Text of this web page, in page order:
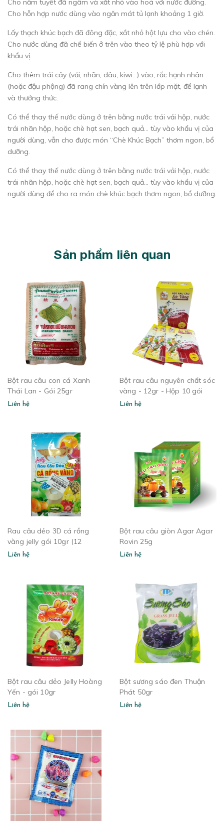
Cho nấm tuyết đã ngâm và xắt nhỏ vào hoà với nước đường.
Cho hỗn hợp nước dùng vào ngăn mát tủ lạnh khoảng 1 giờ.
Lấy thạch khúc bạch đã đông đặc, xắt nhỏ hột lựu cho vào chén.
Cho nước dùng đã chế biến ở trên vào theo tỷ lệ phù hợp với
khẩu vị.
Cho thêm trái cây (vải, nhãn, dâu, kiwi…) vào, rắc hạnh nhân
(hoặc đậu phộng) đã rang chín vàng lên trên lớp mặt, để lạnh
và thưởng thức.
Có thể thay thế nước dùng ở trên bằng nước trái vải hộp, nước
trái nhãn hộp, hoặc chè hạt sen, bạch quả… tùy vào khẩu vị của
người dùng, vẫn cho được món “Chè Khúc Bạch” thơm ngon, bổ
dưỡng.
Có thể thay thế nước dùng ở trên bằng nước trái vải hộp, nước
trái nhãn hộp, hoặc chè hạt sen, bạch quả… tùy vào khẩu vị của
người dùng để cho ra món chè khúc bạch thơm ngon, bổ dưỡng.
Sản phẩm liên quan
Bột rau câu con cá Xanh
Thái Lan - Gói 25gr
Liên hệ
Bột rau câu nguyên chất sóc
vàng - 12gr - Hộp 10 gói
Liên hệ
Rau câu dẻo 3D cá rồng
vàng jelly gói 10gr (12
gói/hộp)
Liên hệ
Bột rau câu giòn Agar Agar
Rovin 25g
Liên hệ
Bột rau câu dẻo Jelly Hoàng
Yến - gói 10gr
Liên hệ
Bột sương sáo đen Thuận
Phát 50gr
Liên hệ